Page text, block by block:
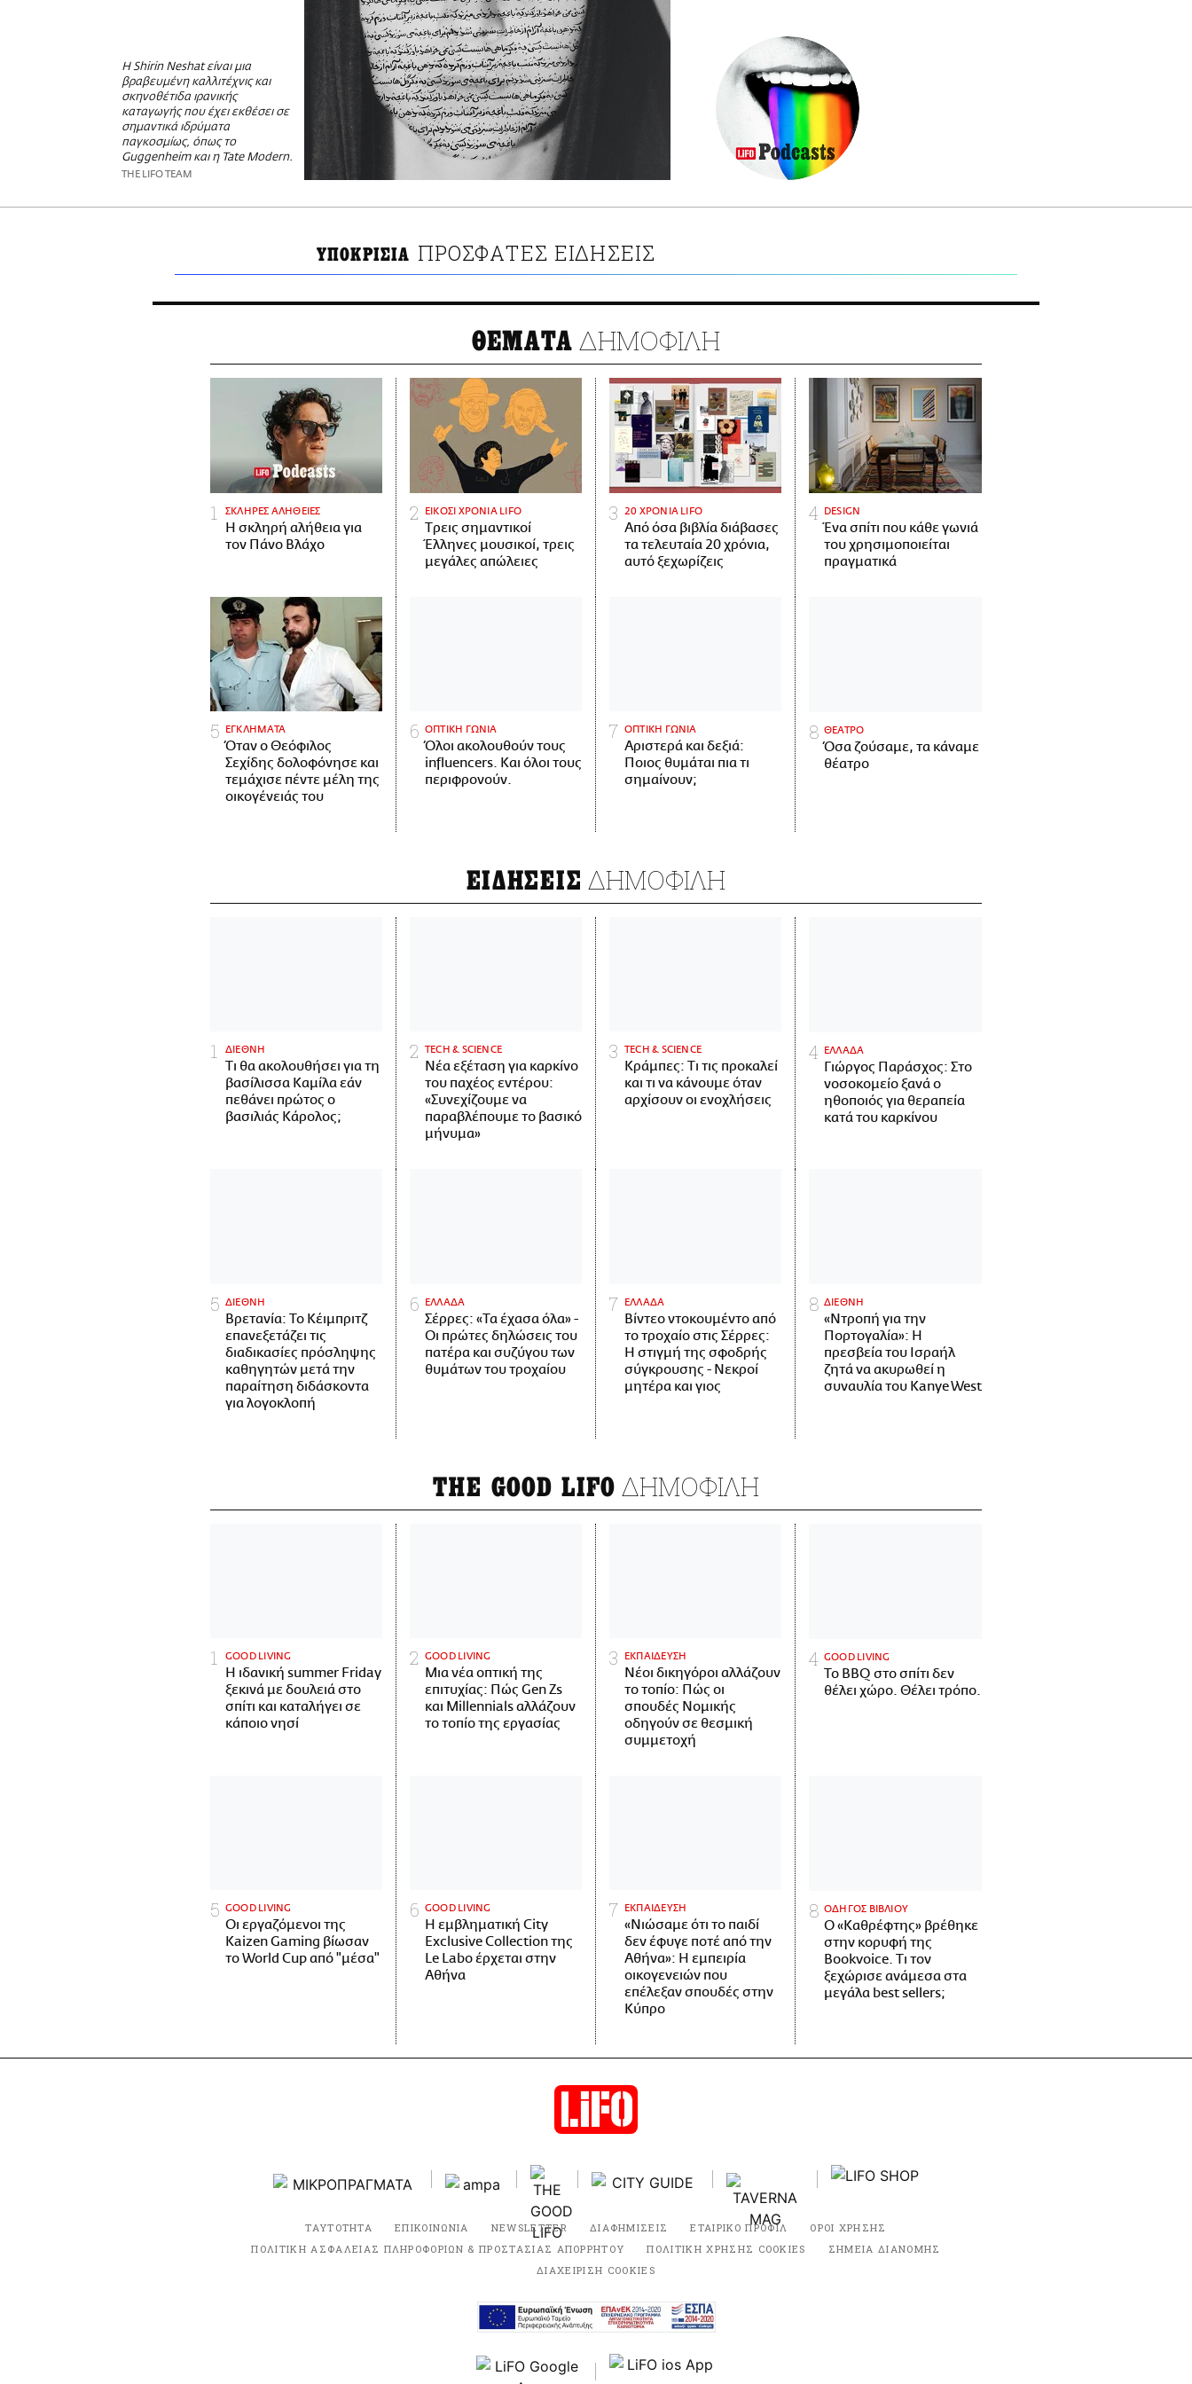
Η Shirin Neshat είναι μια
βραβευμένη καλλιτέχνις και
σκηνοθέτιδα ιρανικής
καταγωγής που έχει εκθέσει σε
σημαντικά ιδρύματα
παγκοσμίως, όπως το
Guggenheim και η Tate Modern.
THE LIFO TEAM
ΥΠΟΚΡΙΣΙΑ ΠΡΟΣΦΑΤΕΣ ΕΙΔΗΣΕΙΣ
ΘΕΜΑΤΑ ΔΗΜΟΦΙΛΗ
ΣΚΛΗΡΕΣ ΑΛΗΘΕΙΕΣ
H σκληρή αλήθεια για
τον Πάνο Βλάχο
ΕΙΚΟΣΙ ΧΡΟΝΙΑ LIFO
Tρεις σημαντικοί
Έλληνες μουσικοί, τρεις
μεγάλες απώλειες
20 ΧΡΟΝΙΑ LIFO
Από όσα βιβλία διάβασες
τα τελευταία 20 χρόνια,
αυτό ξεχωρίζεις
DESIGN
Ένα σπίτι που κάθε γωνιά
του χρησιμοποιείται
πραγματικά
ΕΓΚΛΗΜΑΤΑ
Όταν ο Θεόφιλος
Σεχίδης δολοφόνησε και
τεμάχισε πέντε μέλη της
οικογένειάς του
ΟΠΤΙΚΗ ΓΩΝΙΑ
Όλοι ακολουθούν τους
influencers. Και όλοι τους
περιφρονούν.
ΟΠΤΙΚΗ ΓΩΝΙΑ
Αριστερά και δεξιά:
Ποιος θυμάται πια τι
σημαίνουν;
ΘΕΑΤΡΟ
Όσα ζούσαμε, τα κάναμε
θέατρο
ΕΙΔΗΣΕΙΣ ΔΗΜΟΦΙΛΗ
ΔΙΕΘΝΗ
Τι θα ακολουθήσει για τη
βασίλισσα Καμίλα εάν
πεθάνει πρώτος ο
βασιλιάς Κάρολος;
ΤECH & SCIENCE
Νέα εξέταση για καρκίνο
του παχέος εντέρου:
«Συνεχίζουμε να
παραβλέπουμε το βασικό
μήνυμα»
ΤECH & SCIENCE
Κράμπες: Τι τις προκαλεί
και τι να κάνουμε όταν
αρχίσουν οι ενοχλήσεις
ΕΛΛΑΔΑ
Γιώργος Παράσχος: Στο
νοσοκομείο ξανά ο
ηθοποιός για θεραπεία
κατά του καρκίνου
ΔΙΕΘΝΗ
Βρετανία: Το Κέιμπριτζ
επανεξετάζει τις
διαδικασίες πρόσληψης
καθηγητών μετά την
παραίτηση διδάσκοντα
για λογοκλοπή
ΕΛΛΑΔΑ
Σέρρες: «Τα έχασα όλα» -
Οι πρώτες δηλώσεις του
πατέρα και συζύγου των
θυμάτων του τροχαίου
ΕΛΛΑΔΑ
Βίντεο ντοκουμέντο από
το τροχαίο στις Σέρρες:
Η στιγμή της σφοδρής
σύγκρουσης - Νεκροί
μητέρα και γιος
ΔΙΕΘΝΗ
«Ντροπή για την
Πορτογαλία»: Η
πρεσβεία του Ισραήλ
ζητά να ακυρωθεί η
συναυλία του Kanye West
THE GOOD LIFO ΔΗΜΟΦΙΛΗ
GOOD LIVING
Η ιδανική summer Friday
ξεκινά με δουλειά στο
σπίτι και καταλήγει σε
κάποιο νησί
GOOD LIVING
Μια νέα οπτική της
επιτυχίας: Πώς Gen Zs
και Millennials αλλάζουν
το τοπίο της εργασίας
ΕΚΠΑΙΔΕΥΣΗ
Νέοι δικηγόροι αλλάζουν
το τοπίο: Πώς οι
σπουδές Νομικής
οδηγούν σε θεσμική
συμμετοχή
GOOD LIVING
Το BBQ στο σπίτι δεν
θέλει χώρο. Θέλει τρόπο.
GOOD LIVING
Οι εργαζόμενοι της
Kaizen Gaming βίωσαν
το World Cup από "μέσα"
GOOD LIVING
Η εμβληματική City
Exclusive Collection της
Le Labo έρχεται στην
Αθήνα
ΕΚΠΑΙΔΕΥΣΗ
«Νιώσαμε ότι το παιδί
δεν έφυγε ποτέ από την
Αθήνα»: Η εμπειρία
οικογενειών που
επέλεξαν σπουδές στην
Κύπρο
ΟΔΗΓΟΣ ΒΙΒΛΙΟΥ
Ο «Καθρέφτης» βρέθηκε
στην κορυφή της
Bookvoice. Τι τον
ξεχώρισε ανάμεσα στα
μεγάλα best sellers;
ΤΑΥΤΟΤΗΤΑ ΕΠΙΚΟΙΝΩΝΙΑ NEWSLETTER ΔΙΑΦΗΜΙΣΕΙΣ ΕΤΑΙΡΙΚΟ ΠΡΟΦΙΛ
ΟΡΟΙ ΧΡΗΣΗΣ
ΠΟΛΙΤΙΚΗ ΑΣΦΑΛΕΙΑΣ ΠΛΗΡΟΦΟΡΙΩΝ & ΠΡΟΣΤΑΣΙΑΣ ΑΠΟΡΡΗΤΟΥ
ΠΟΛΙΤΙΚΗ ΧΡΗΣΗΣ COOKIES
ΣΗΜΕΙΑ ΔΙΑΝΟΜΗΣ
ΔΙΑΧΕΙΡΙΣΗ COOKIES